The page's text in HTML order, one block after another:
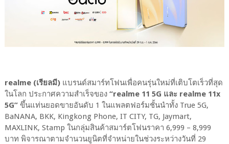
realme (เรียลมี)แบรนด์สมาร์ทโฟนเพื่อคนรุ่นใหม่ที่เติบโตเร็วที่สุด
ในโลก ประกาศความสำเร็จของ “realme 11 5G และ realme 11x
5G”ขึ้นแท่นยอดขายอันดับ 1 ในแพลตฟอร์มชั้นนำทั้ง True 5G,
BaNANA, BKK, Kingkong Phone, IT CITY, TG, Jaymart,
MAXLINK, Stamp ในกลุ่มสินค้าสมาร์ตโฟนราคา 6,999 – 8,999
บาท พิจารณาตามจำนวนยูนิตที่จำหน่ายในช่วงระหว่างวันที่ 29